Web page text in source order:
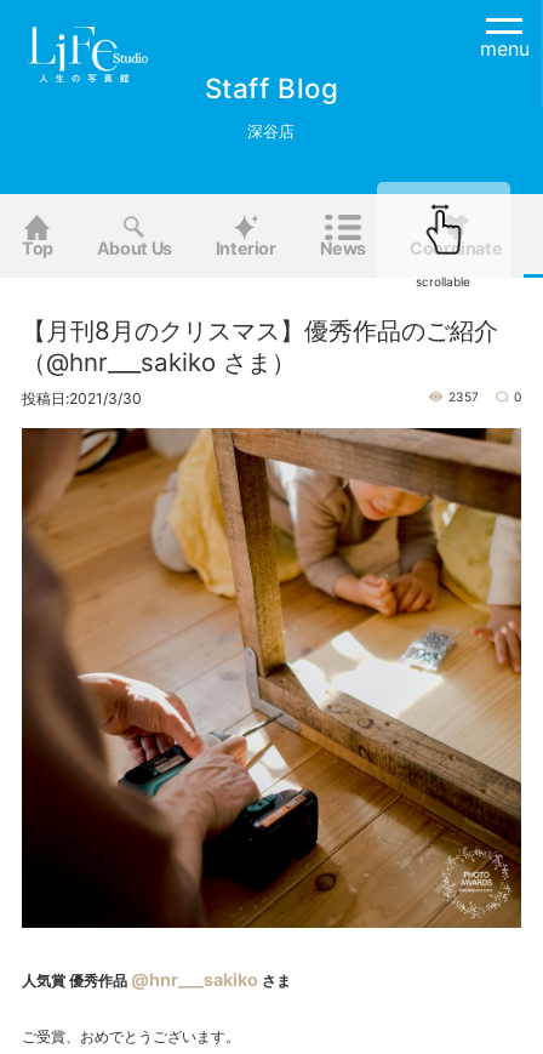
menu
Staff Blog
深谷店
Top About Us Interior News Coordinate
【月刊8月のクリスマス】優秀作品のご紹介
（@hnr___sakiko さま ）
投稿日:2021/3/30 2357 0
人気賞 優秀作品 @hnr___sakiko さま
ご受賞、おめでとうございます。